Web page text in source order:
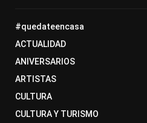
#quedateencasa
ACTUALIDAD
ANIVERSARIOS
ARTISTAS
CULTURA
CULTURA Y TURISMO